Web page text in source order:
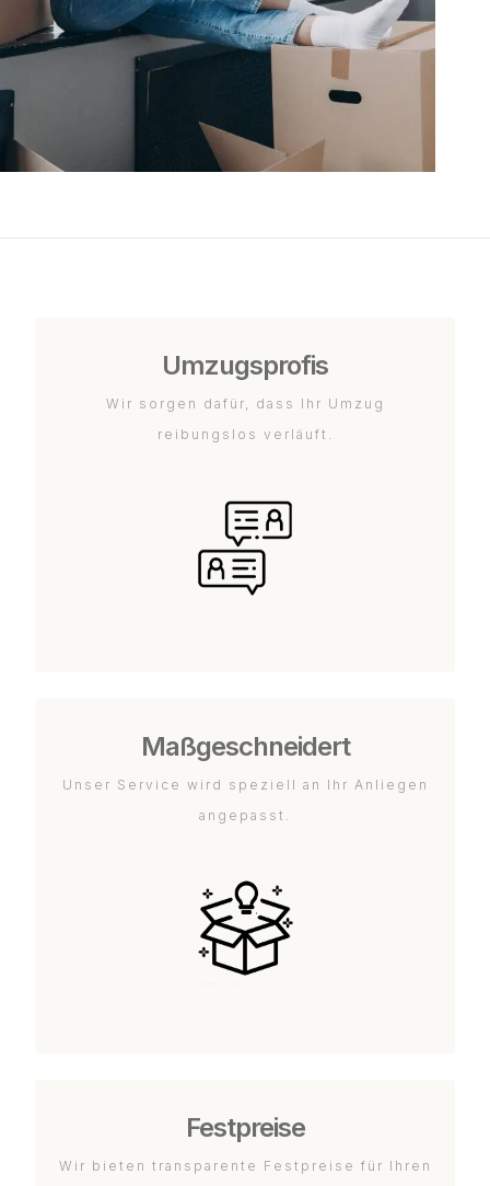
Umzugsprofis
Wir sorgen dafür, dass Ihr Umzug
reibungslos verläuft.
Maßgeschneidert
Unser Service wird speziell an Ihr Anliegen
angepasst.
Festpreise
Wir bieten transparente Festpreise für Ihren